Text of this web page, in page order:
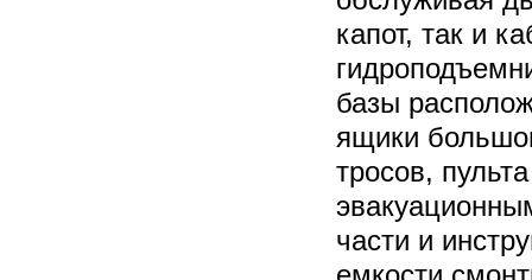
капот, так и
базы
ящики
тросов,
части и